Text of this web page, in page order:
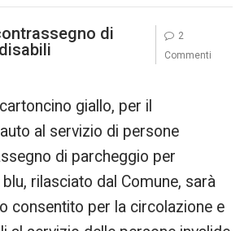
di
giallo, per il
al servizio di persone
di parcheggio per
rilasciato dal Comune, sarà
consentito per la circolazione e
2
Commenti